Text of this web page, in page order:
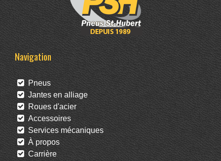
Navigation
Pneus
Jantes en alliage
Roues d'acier
Accessoires
Services mécaniques
À propos
Carrière